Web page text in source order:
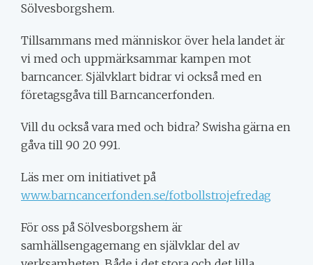
Sölvesborgshem.
Tillsammans med människor över hela landet är
vi med och uppmärksammar kampen mot
barncancer. Självklart bidrar vi också med en
företagsgåva till Barncancerfonden.
Vill du också vara med och bidra? Swisha gärna en
gåva till 90 20 991.
Läs mer om initiativet på
www.barncancerfonden.se/fotbollstrojefredag
För oss på Sölvesborgshem är
samhällsengagemang en självklar del av